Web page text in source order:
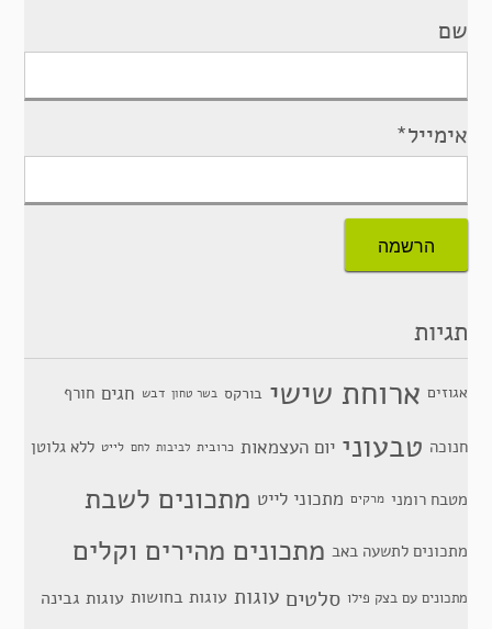
שם
אימייל*
תגיות
אגוזים ארוחת שישי בורקס בשר טחון דבש חגים חורף
חנוכה טבעוני יום העצמאות כרובית לביבות לחם לייט ללא גלוטן
מטבח רומני מרקים מתכוני לייט מתכונים לשבת
מתכונים לתשעה באב מתכונים מהירים וקלים
מתכונים עם בצק פילו סלטים עוגות עוגות בחושות עוגות גבינה